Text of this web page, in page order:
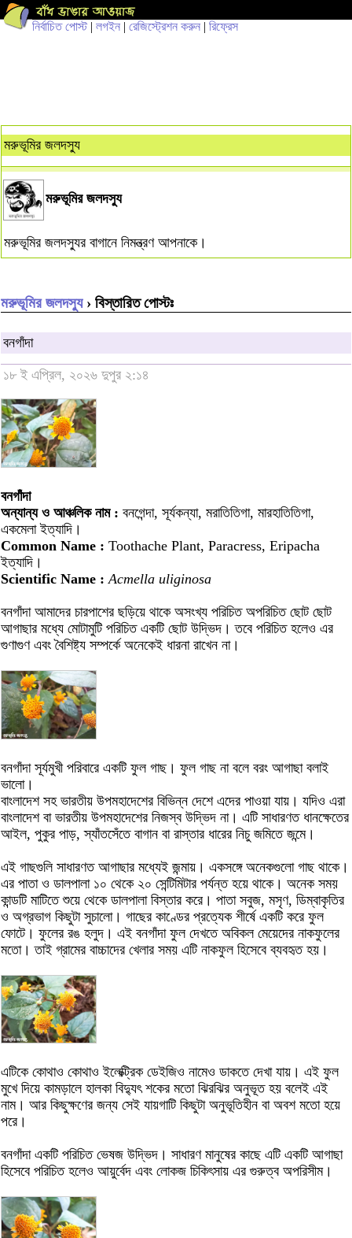
নির্বাচিত পোস্ট| লগইন | রেজিস্ট্রেশন করুন | রিফ্রেস
মরুভূমির জলদস্যু
মরুভূমির জলদস্যু
মরুভূমির জলদস্যুর বাগানে নিমন্ত্রণ আপনাকে।
মরুভূমির জলদস্যু› বিস্তারিত পোস্টঃ
বনগাঁদা
১৮ ই এপ্রিল, ২০২৬ দুপুর ২:১৪
বনগাঁদা
অন্যান্য ও আঞ্চলিক নাম : বনগেন্দা, সূর্যকন্যা, মরাতিতিগা, মারহাতিতিগা,
একমেলা ইত্যাদি।
Common Name : Toothache Plant, Paracress, Eripacha
ইত্যাদি।
Scientific Name : Acmella uliginosa
বনগাঁদা আমাদের চারপাশের ছড়িয়ে থাকে অসংখ্য পরিচিত অপরিচিত ছোট ছোট
আগাছার মধ্যে মোটামুটি পরিচিত একটি ছোট উদ্ভিদ। তবে পরিচিত হলেও এর
গুণাগুণ এবং বৈশিষ্ট্য সম্পর্কে অনেকেই ধারনা রাখেন না।
বনগাঁদা সূর্যমুখী পরিবারে একটি ফুল গাছ। ফুল গাছ না বলে বরং আগাছা বলাই
ভালো।
বাংলাদেশ সহ ভারতীয় উপমহাদেশের বিভিন্ন দেশে এদের পাওয়া যায়। যদিও এরা
বাংলাদেশ বা ভারতীয় উপমহাদেশের নিজস্ব উদ্ভিদ না। এটি সাধারণত ধানক্ষেতের
আইল, পুকুর পাড়, স্যাঁতসেঁতে বাগান বা রাস্তার ধারের নিচু জমিতে জন্মে।
এই গাছগুলি সাধারণত আগাছার মধ্যেই জন্মায়। একসঙ্গে অনেকগুলো গাছ থাকে।
এর পাতা ও ডালপালা ১০ থেকে ২০ সেন্টিমিটার পর্যন্ত হয়ে থাকে। অনেক সময়
কান্ডটি মাটিতে শুয়ে থেকে ডালপালা বিস্তার করে। পাতা সবুজ, মসৃণ, ডিম্বাকৃতির
ও অগ্রভাগ কিছুটা সুচালো। গাছের কাণ্ডের প্রত্যেক শীর্ষে একটি করে ফুল
ফোটে। ফুলের রঙ হলুদ। এই বনগাঁদা ফুল দেখতে অবিকল মেয়েদের নাকফুলের
মতো। তাই গ্রামের বাচ্চাদের খেলার সময় এটি নাকফুল হিসেবে ব্যবহৃত হয়।
এটিকে কোথাও কোথাও ইলেক্ট্রিক ডেইজিও নামেও ডাকতে দেখা যায়। এই ফুল
মুখে দিয়ে কামড়ালে হালকা বিদ্যুৎ শকের মতো ঝিরঝির অনুভূত হয় বলেই এই
নাম। আর কিছুক্ষণের জন্য সেই যায়গাটি কিছুটা অনুভূতিহীন বা অবশ মতো হয়ে
পরে।
বনগাঁদা একটি পরিচিত ভেষজ উদ্ভিদ। সাধারণ মানুষের কাছে এটি একটি আগাছা
হিসেবে পরিচিত হলেও আয়ুর্বেদ এবং লোকজ চিকিৎসায় এর গুরুত্ব অপরিসীম।